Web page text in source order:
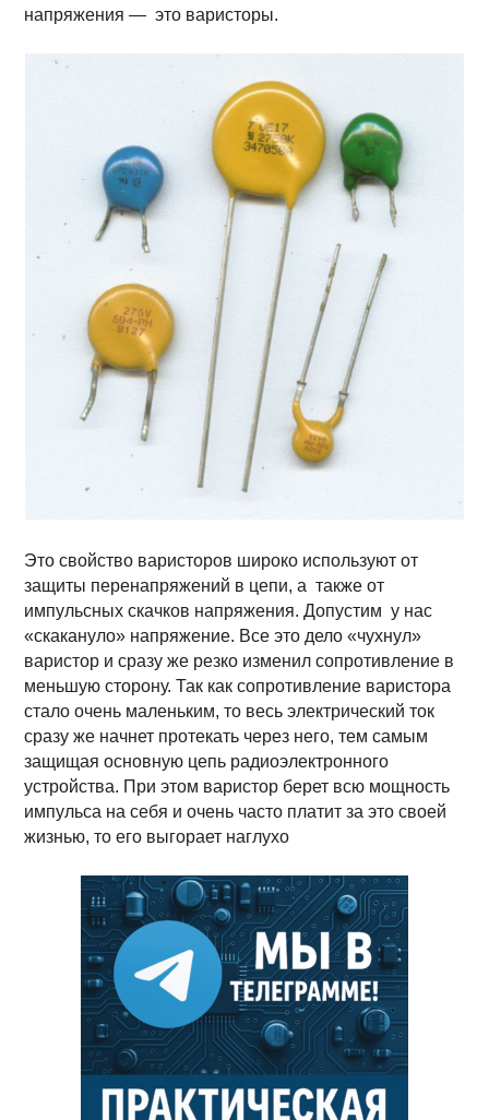
напряжения — это варисторы.
Это свойство варисторов широко используют от
защиты перенапряжений в цепи, а также от
импульсных скачков напряжения. Допустим у нас
«скакануло» напряжение. Все это дело «чухнул»
варистор и сразу же резко изменил сопротивление в
меньшую сторону. Так как сопротивление варистора
стало очень маленьким, то весь электрический ток
сразу же начнет протекать через него, тем самым
защищая основную цепь радиоэлектронного
устройства. При этом варистор берет всю мощность
импульса на себя и очень часто платит за это своей
жизнью, то его выгорает наглухо